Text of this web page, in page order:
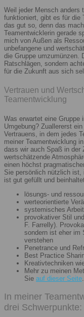
Weil jeder Mensch anders
funktioniert, gibt es für die
das gut so, denn das
Teamentwicklerin gerade
mich von Außen als
unbefangene und
die Gruppe umzumünzen.
Ratschlägen, sondern
für die Zukunft aus sich
Vertrauen und
Teamentwicklung
Was erwartet eine Gruppe
Umgebung? Zuallererst
Vertrauens, in dem jedes
meiner Teamentwicklung
dass wir auch Spaß in der
wertschätzende
einen höchst
Sie persönlich nützlich
ist gut gefüllt und
lösungs- und
werteorientierte
systemisches
provokativer Stil
F. Farrelly).
sondern ist eher im
verstehen
Penetrance und
Best Practice
Kreativtechniken
Mehr zu meinen
Sie auf dieser Seite.
In meiner
drei Schwerpunkte: